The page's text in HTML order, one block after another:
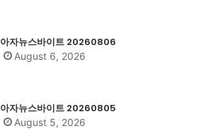
아자뉴스바이트 20260806
August 6, 2026
아자뉴스바이트 20260805
August 5, 2026